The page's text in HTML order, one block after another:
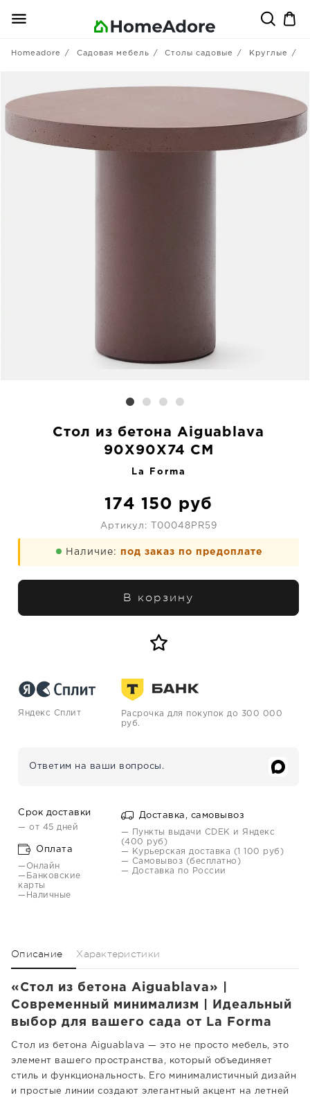
Homeadore Садовая мебель Столы садовые Круглые
Стол из бетона Aiguablava
90X90X74 CM
La Forma
174 150 руб
Артикул: T00048PR59
Наличие: под заказ по предоплате
В корзину
Яндекс Сплит
Расрочка для покупок до 300 000
руб.
Ответим на ваши вопросы.
Срок доставки
— от 45 дней
Оплата
—Онлайн
—Банковские
карты
—Наличные
Доставка, самовывоз
— Пункты выдачи CDEK и Яндекс
(400 руб)
— Курьерская доставка (1 100 руб)
— Самовывоз (бесплатно)
— Доставка по России
Описание Характеристики
«Стол из бетона Aiguablava» |
Современный минимализм | Идеальный
выбор для вашего сада от La Forma
Стол из бетона Aiguablava — это не просто мебель, это
элемент вашего пространства, который объединяет
стиль и функциональность. Его минималистичный дизайн
и простые линии создают элегантный акцент на летней